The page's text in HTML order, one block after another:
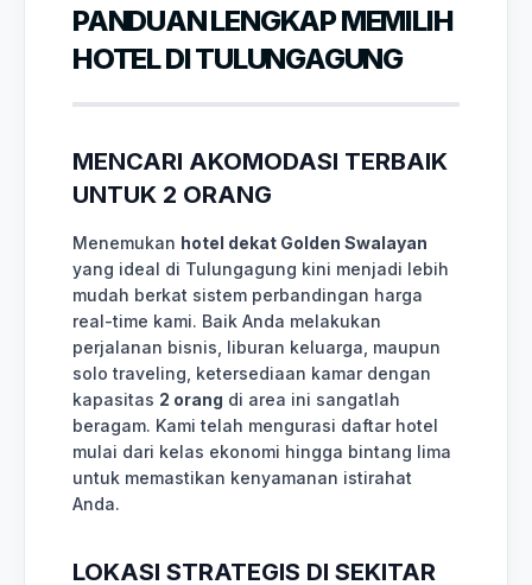
PANDUAN LENGKAP MEMILIH
HOTEL DI TULUNGAGUNG
MENCARI AKOMODASI TERBAIK
UNTUK 2 ORANG
Menemukan hotel dekat Golden Swalayan
yang ideal di Tulungagung kini menjadi lebih
mudah berkat sistem perbandingan harga
real-time kami. Baik Anda melakukan
perjalanan bisnis, liburan keluarga, maupun
solo traveling, ketersediaan kamar dengan
kapasitas 2 orang di area ini sangatlah
beragam. Kami telah mengurasi daftar hotel
mulai dari kelas ekonomi hingga bintang lima
untuk memastikan kenyamanan istirahat
Anda.
LOKASI STRATEGIS DI SEKITAR